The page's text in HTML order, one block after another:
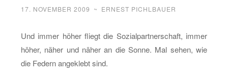
17. NOVEMBER 2009 ~ ERNEST PICHLBAUER
Und immer höher fliegt die So­zi­al­part­ner­schaft, immer
höher, näher und näher an die Sonne. Mal sehen, wie
die Fe­dern an­ge­klebt sind.